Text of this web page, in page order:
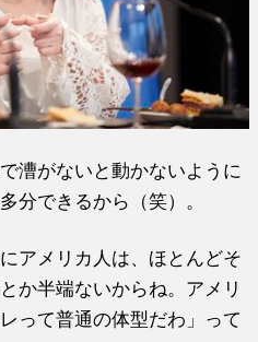
漕がないと動かないように
分できるから（笑）。
アメリカ人は、ほとんどそ
か半端ないからね。アメリ
って普通の体型だわ」って